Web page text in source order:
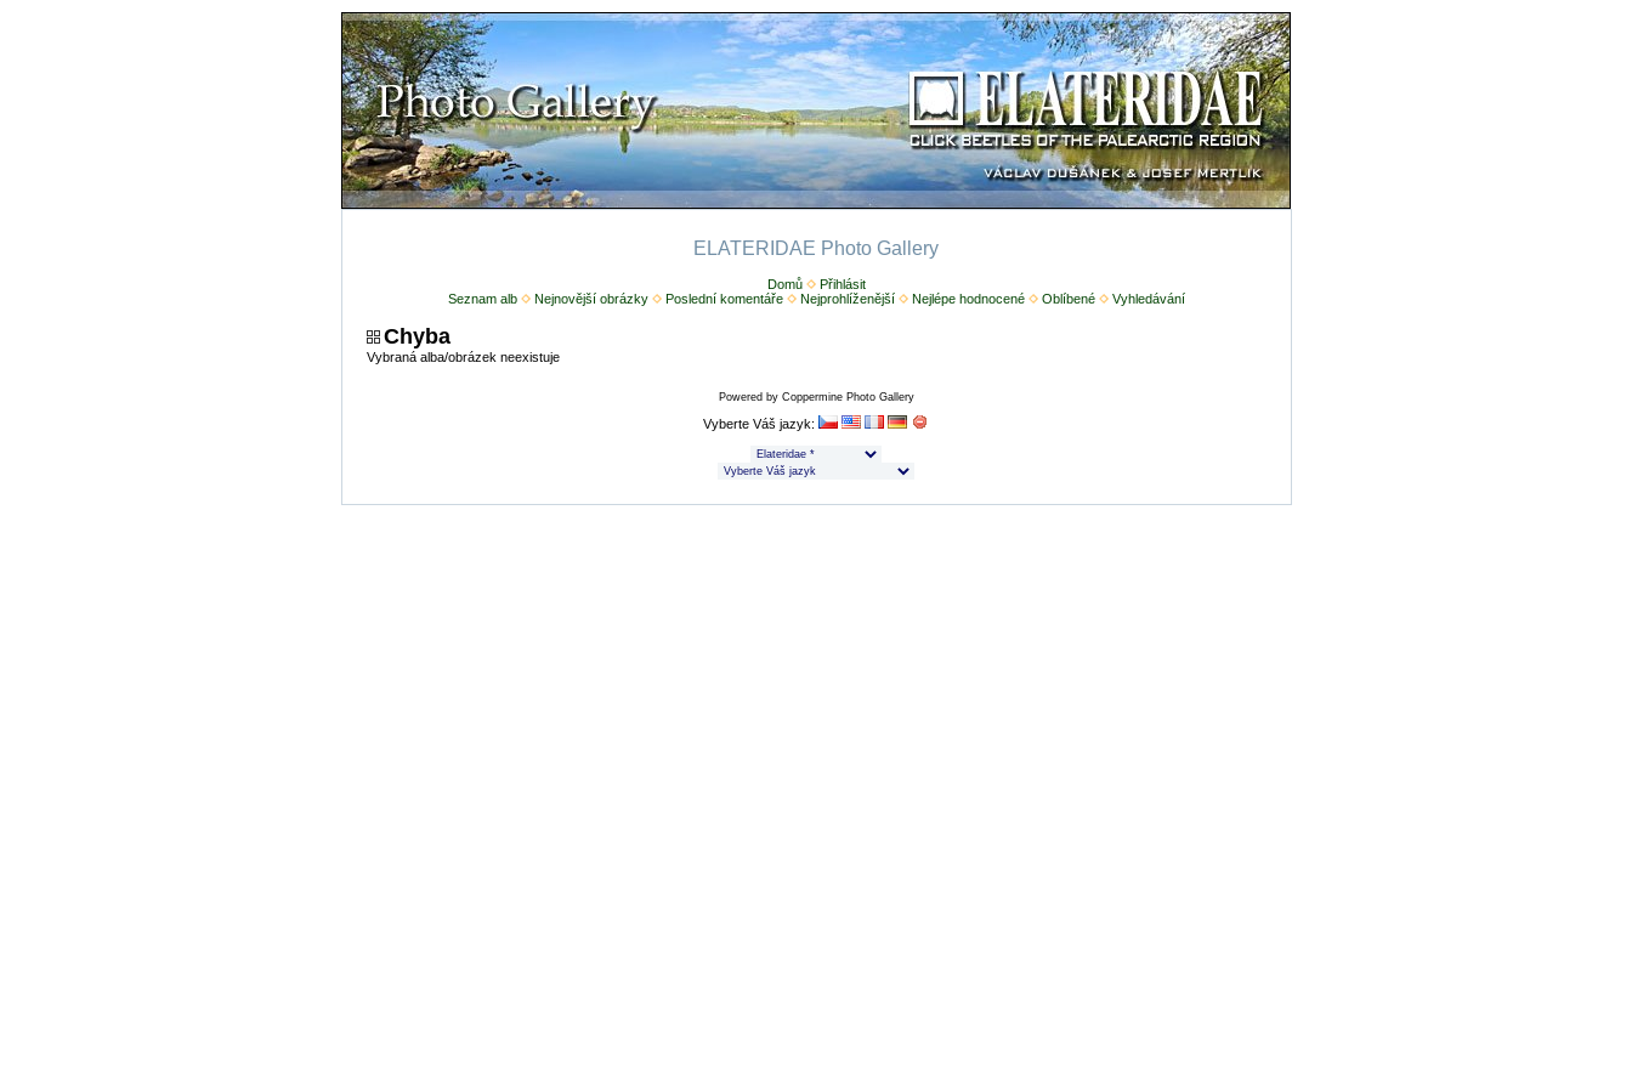
ELATERIDAE Photo Gallery
Domů
Přihlásit
Seznam alb
Nejnovější obrázky Poslední komentáře Nejprohlíženější Nejlépe hodnocené Oblíbené Vyhledávání
Chyba
Vybraná alba/obrázek neexistuje
Powered by Coppermine Photo Gallery
Vyberte Váš jazyk: